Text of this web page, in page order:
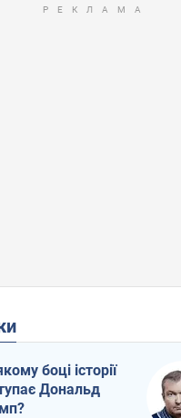
боці історії
Дональд